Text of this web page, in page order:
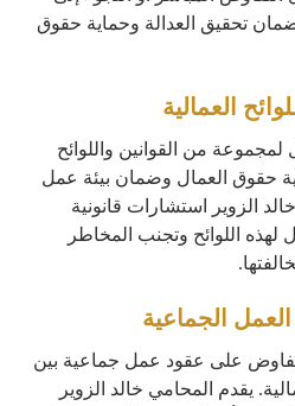
تحقيق العدالة وحماية حقوق
العمالية
من القوانين واللوائح
حقوق العمال وضمان بيئة عمل
الزوير استشارات قانونية
لهذه اللوائح وتجنب المخاطر
الجماعية
على عقود عمل جماعية بين
يقدم المحامي خالد الزوير